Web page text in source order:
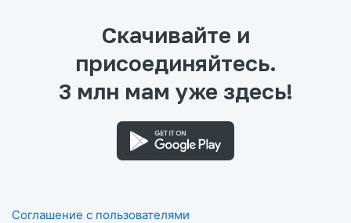
Скачивайте и
присоединяйтесь.
3 млн мам уже здесь!
Соглашение с пользователями